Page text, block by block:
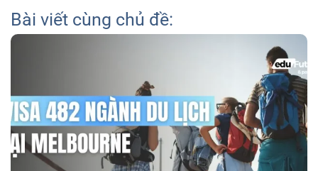
Bài viết cùng chủ đề: